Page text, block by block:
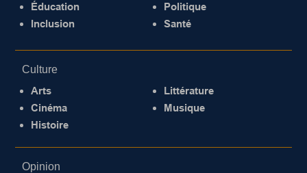
Éducation
Inclusion
Politique
Santé
Culture
Arts
Cinéma
Histoire
Littérature
Musique
Opinion